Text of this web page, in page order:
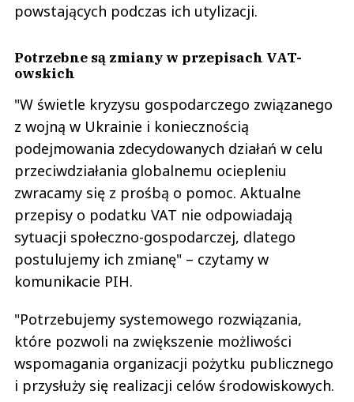
powstających podczas ich utylizacji.
Potrzebne są zmiany w przepisach VAT-
owskich
"W świetle kryzysu gospodarczego związanego
z wojną w Ukrainie i koniecznością
podejmowania zdecydowanych działań w celu
przeciwdziałania globalnemu ociepleniu
zwracamy się z prośbą o pomoc. Aktualne
przepisy o podatku VAT nie odpowiadają
sytuacji społeczno-gospodarczej, dlatego
postulujemy ich zmianę" – czytamy w
komunikacie PIH.
"Potrzebujemy systemowego rozwiązania,
które pozwoli na zwiększenie możliwości
wspomagania organizacji pożytku publicznego
i przysłuży się realizacji celów środowiskowych.